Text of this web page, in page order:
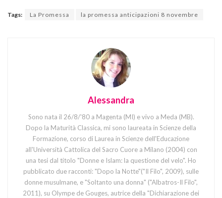
Tags: La Promessa la promessa anticipazioni 8 novembre
Alessandra
Sono nata il 26/8/'80 a Magenta (MI) e vivo a Meda (MB).
Dopo la Maturità Classica, mi sono laureata in Scienze della
Formazione, corso di Laurea in Scienze dell'Educazione
all'Università Cattolica del Sacro Cuore a Milano (2004) con
una tesi dal titolo "Donne e Islam: la questione del velo". Ho
pubblicato due racconti: "Dopo la Notte"("Il Filo", 2009), sulle
donne musulmane, e "Soltanto una donna" ("Albatros-Il Filo",
2011), su Olympe de Gouges, autrice della "Dichiarazione dei